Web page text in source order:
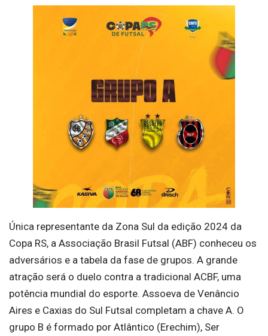
Única representante da Zona Sul da edição 2024 da
Copa RS, a Associação Brasil Futsal (ABF) conheceu os
adversários e a tabela da fase de grupos. A grande
atração será o duelo contra a tradicional ACBF, uma
potência mundial do esporte. Assoeva de Venâncio
Aires e Caxias do Sul Futsal completam a chave A. O
grupo B é formado por Atlântico (Erechim), Ser